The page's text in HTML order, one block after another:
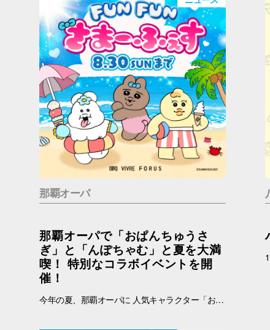
那覇オーパ
那覇オーパで「おぱんちゅうさ
ぎ」と「んぽちゃむ」と夏を大満
喫！ 特別なコラボイベントを開
催！
今年の夏、那覇オーパに 人気キャラクター「おぱんちゅうさぎ」「んぽちゃむ」が登場します！ ポップでかわいいキービジュアルが館内を彩り、いつもと違うワクワクする空間に大変身。 さらに、スマホで気軽に参加できる「Summerデジタルスタンプラリー」など、楽しい企画が盛りだくさん！ お買い物をしながら、おぱんちゅうさぎたちと一緒に楽しい夏の思い出を作ってみませんか？ みなさまのご来店をお待ちしております！ ▼詳しくはコチラ▼ https://www.opa-club.com/contents/opanchuusagi_2026/ コラボ期間：2026年6月26日(金)～2025年8月30日(日) ※一部店舗では実施期間が異なります。 ※一部実施していない店舗がございます。